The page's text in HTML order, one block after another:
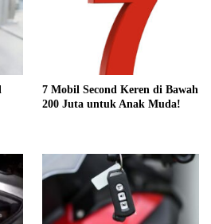
7 Mobil Second Keren di Bawah
200 Juta untuk Anak Muda!